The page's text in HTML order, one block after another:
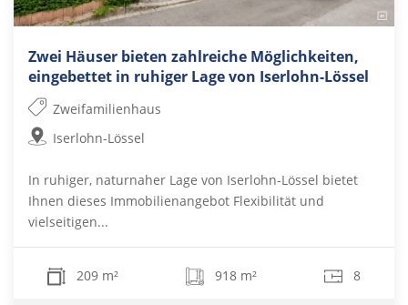
Zwei Häuser bieten zahlreiche Möglichkeiten,
eingebettet in ruhiger Lage von Iserlohn-Lössel
Zweifamilienhaus
Iserlohn-Lössel
In ruhiger, naturnaher Lage von Iserlohn-Lössel bietet
Ihnen dieses Immobilienangebot Flexibilität und
vielseitigen...
209 m² 918 m² 8